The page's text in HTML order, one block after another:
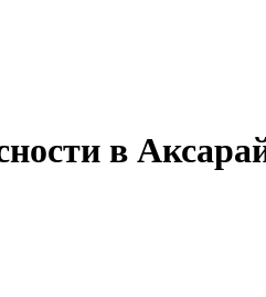
в